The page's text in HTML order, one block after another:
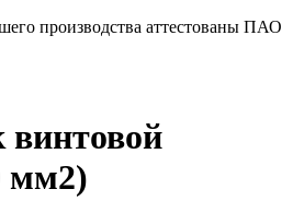
производства аттестованы ПАО
мм2)